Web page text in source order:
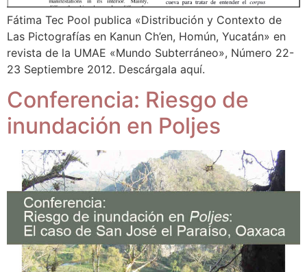
Fátima Tec Pool publica «Distribución y Contexto de
Las Pictografías en Kanun Ch’en, Homún, Yucatán» en
revista de la UMAE «Mundo Subterráneo», Número 22-
23 Septiembre 2012. Descárgala aquí.
Conferencia: Riesgo de
inundación en Poljes